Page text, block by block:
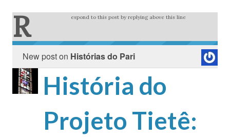
R espond to this post by replying above this line
New post on Histórias do Pari
História do
Projeto Tietê: